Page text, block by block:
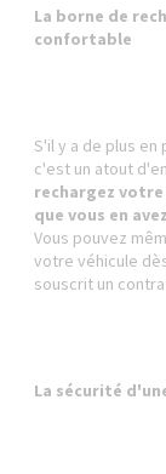
La borne de
confortable
S'il y a de plus
c'est un atout
rechargez
que vous en
Vous pouvez
votre véhicule
souscrit un
La sécurité